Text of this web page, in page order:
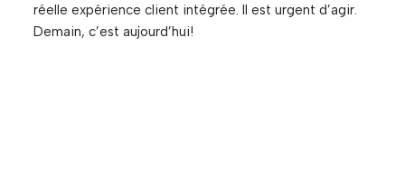
réelle expérience client intégrée. Il est urgent d’agir.
Demain, c’est aujourd’hui!